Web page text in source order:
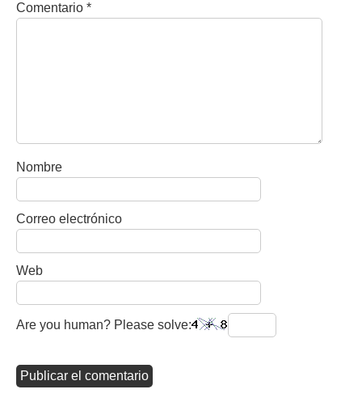
Comentario *
Nombre
Correo electrónico
Web
Are you human? Please solve: